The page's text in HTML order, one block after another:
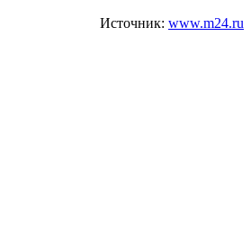
Источник: www.m24.ru